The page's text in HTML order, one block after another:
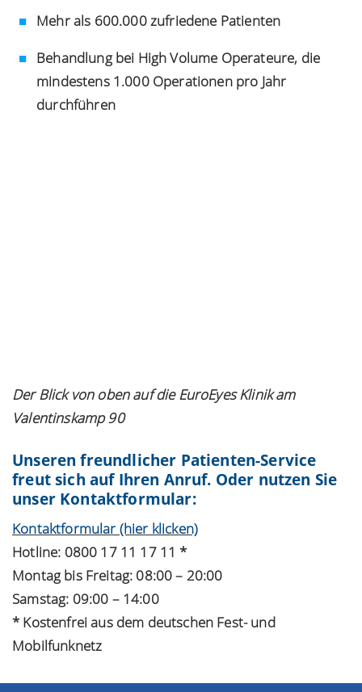
Mehr als 600.000 zufriedene Patienten
Behandlung bei High Volume Operateure, die
mindestens 1.000 Operationen pro Jahr
durchführen
Der Blick von oben auf die EuroEyes Klinik am
Valentinskamp 90
Unseren freundlicher Patienten-Service
freut sich auf Ihren Anruf. Oder nutzen Sie
unser Kontaktformular:
Kontaktformular (hier klicken)
Hotline: 0800 17 11 17 11 *
Montag bis Freitag: 08:00 – 20:00
Samstag: 09:00 – 14:00
* Kostenfrei aus dem deutschen Fest- und
Mobilfunknetz